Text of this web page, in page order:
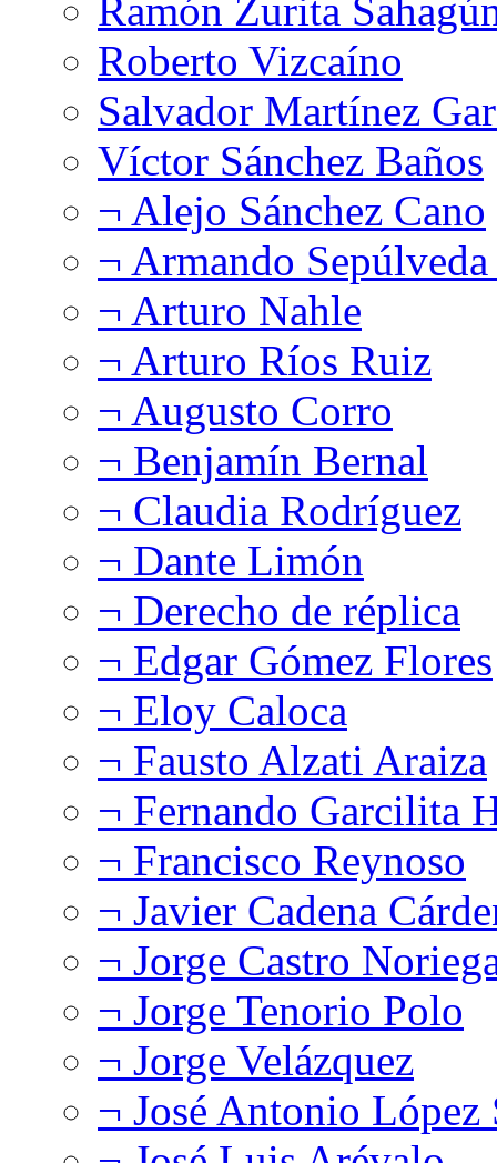
Ramón Zurita
Roberto Vizcaíno
Salvador Martínez
Víctor Sánchez Baños
¬ Alejo Sánchez Cano
¬ Armando
¬ Arturo Nahle
¬ Arturo Ríos Ruiz
¬ Augusto Corro
¬ Benjamín Bernal
¬ Claudia Rodríguez
¬ Dante Limón
¬ Derecho de réplica
¬ Edgar Gómez Flores
¬ Eloy Caloca
¬ Fausto Alzati Araiza
¬ Fernando Garcilita
¬ Francisco Reynoso
¬ Javier Cadena
¬ Jorge Castro
¬ Jorge Tenorio Polo
¬ Jorge Velázquez
¬ José Antonio López